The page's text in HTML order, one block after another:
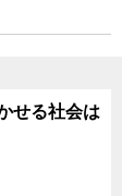
せる社会は